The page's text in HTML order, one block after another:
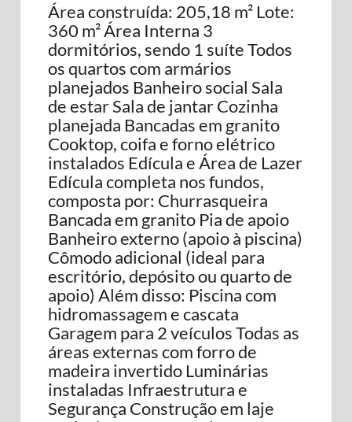
Área construída: 205,18 m² Lote:
360 m² Área Interna 3
dormitórios, sendo 1 suíte Todos
os quartos com armários
planejados Banheiro social Sala
de estar Sala de jantar Cozinha
planejada Bancadas em granito
Cooktop, coifa e forno elétrico
instalados Edícula e Área de Lazer
Edícula completa nos fundos,
composta por: Churrasqueira
Bancada em granito Pia de apoio
Banheiro externo (apoio à piscina)
Cômodo adicional (ideal para
escritório, depósito ou quarto de
apoio) Além disso: Piscina com
hidromassagem e cascata
Garagem para 2 veículos Todas as
áreas externas com forro de
madeira invertido Luminárias
instaladas Infraestrutura e
Segurança Construção em laje